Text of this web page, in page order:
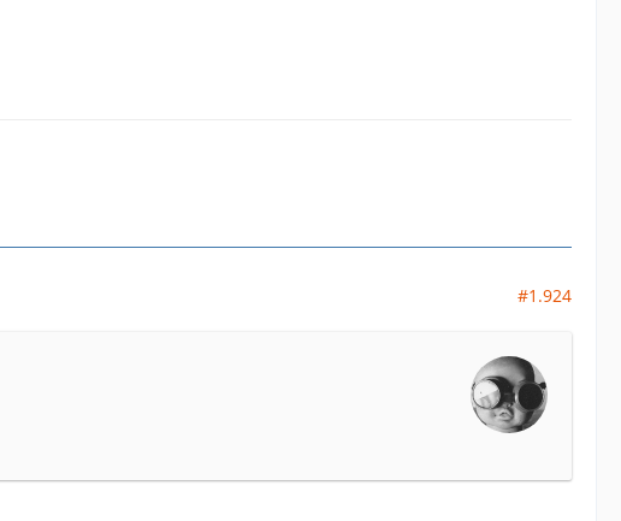
#1.924